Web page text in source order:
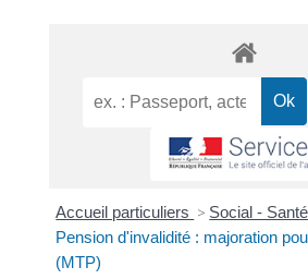
Accueil particuliers > Social - Santé
Pension d'invalidité : majoration
(MTP)